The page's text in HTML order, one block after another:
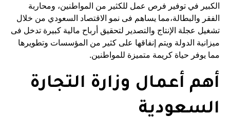
الكبير في توفير فرص عمل للكثير من المواطنين، ومحاربة
الفقر والبطالة،مما يساهم فى نمو الاقتصاد السعودي من خلال
تشغيل عجلة الإنتاج والتصدير لتحقيق أرباح مالية كبيرة تدخل فى
ميزانية الدولة ويتم إنفاقها على كثير من المؤسسات وتطويرها
مما يوفر حياة كريمة متميزة للمواطنين.
أهم أعمال وزارة التجارة
السعودية